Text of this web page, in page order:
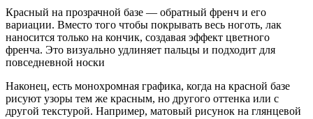
Красный на прозрачной базе — обратный френч и его
вариации. Вместо того чтобы покрывать весь ноготь, лак
наносится только на кончик, создавая эффект цветного
френча. Это визуально удлиняет пальцы и подходит для
повседневной носки
Наконец, есть монохромная графика, когда на красной базе
рисуют узоры тем же красным, но другого оттенка или с
другой текстурой. Например, матовый рисунок на глянцевой